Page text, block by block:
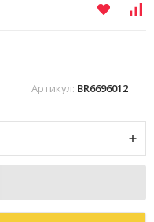
Артикул: BR6696012